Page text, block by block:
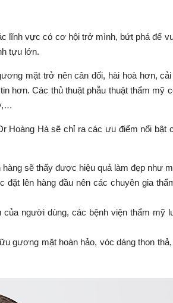
lĩnh vực có cơ hội trở mình, bứt phá để
tựu lớn.
mặt trở nên cân đối, hài hoà hơn,
hơn. Các thủ thuật phẫu thuật thẩm mỹ
Hoàng Hà sẽ chỉ ra các ưu điểm nổi bật
sẽ thấy được hiệu quả làm đẹp như
lên hàng đầu nên các chuyên gia
người dùng, các bệnh viện thẩm mỹ
gương mặt hoàn hảo, vóc dáng thon